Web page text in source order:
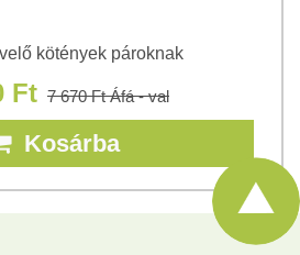
kötények pároknak
Ft 7 670 FtÁfá - val
Kosárba